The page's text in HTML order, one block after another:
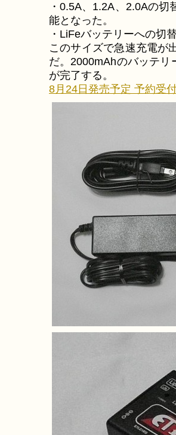
・0.5A、1.2A、2.0Aの
能となった。
・LiFeバッテリーへの切
このサイズで急速充電が
だ。2000mAhのバッテ
が完了する。
8月24日発売予定 予約受